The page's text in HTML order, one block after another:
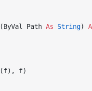
(ByVal Path As String)
(f), f)